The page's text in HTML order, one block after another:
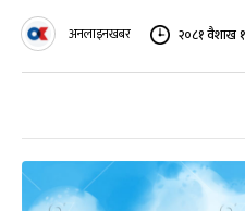
अनलाइनखबर २०८१ वैशाख